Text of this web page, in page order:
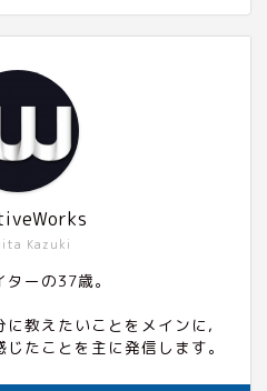
Kazuki
ーの37歳。
教えたいことをメインに,
たことを主に発信します。